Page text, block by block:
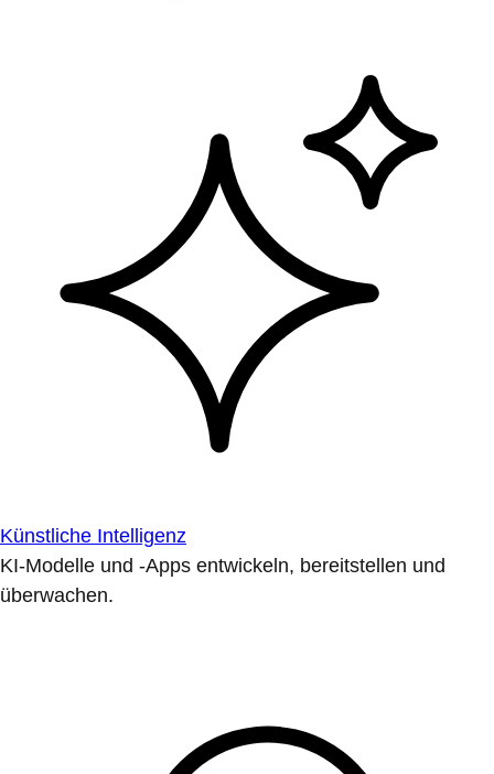
Künstliche Intelligenz
KI-Modelle und -Apps entwickeln, bereitstellen und
überwachen.